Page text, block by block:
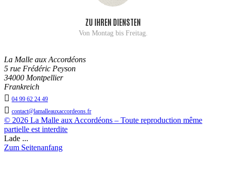
ZU IHREN DIENSTEN
Von Montag bis Freitag.
La Malle aux Accordéons
5 rue Frédéric Peyson
34000 Montpellier
Frankreich
 04 99 62 24 49
 contact@lamalleauxaccordeons.fr
© 2026 La Malle aux Accordéons – Toute reproduction même
partielle est interdite
Lade ...
Zum Seitenanfang